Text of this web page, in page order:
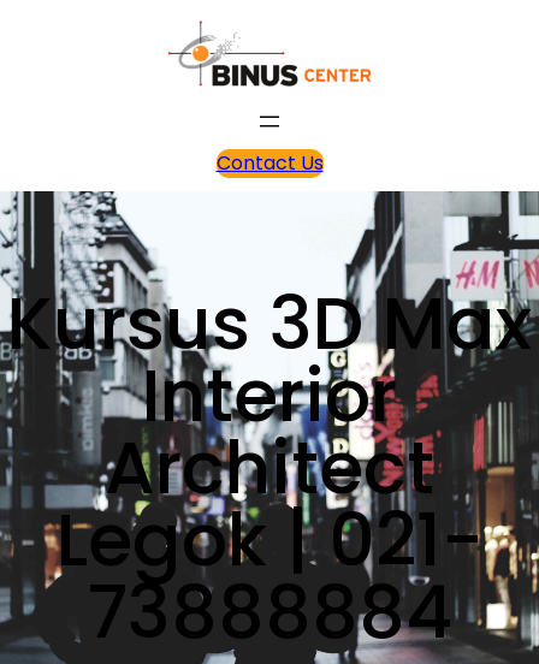
Contact Us
Kursus 3D Max
Interior
Architect
Legok | 021-
73888884